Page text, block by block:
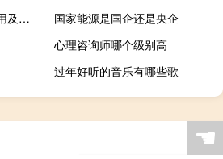
红豆薏米水的功效与作用及禁忌（红豆薏米水的功效与作用及禁忌）
国家能源是国企还是央企
心理咨询师哪个级别高
过年好听的音乐有哪些歌
☚